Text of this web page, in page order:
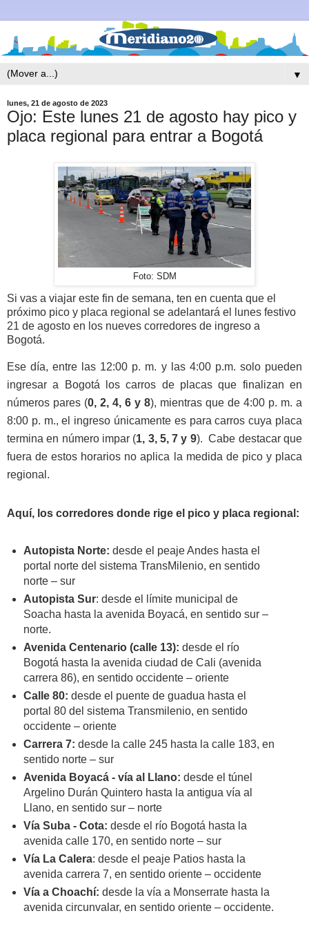
▼
lunes, 21 de agosto de 2023
Ojo: Este lunes 21 de agosto hay pico y
placa regional para entrar a Bogotá
Foto: SDM
Si vas a viajar este fin de semana, ten en cuenta que el
próximo pico y placa regional se adelantará el lunes festivo
21 de agosto en los nueves corredores de ingreso a
Bogotá.
Ese día, entre las 12:00 p. m. y las 4:00 p.m. solo pueden
ingresar a Bogotá los carros de placas que finalizan en
números pares (0, 2, 4, 6 y 8), mientras que de 4:00 p. m. a
8:00 p. m., el ingreso únicamente es para carros cuya placa
termina en número impar (1, 3, 5, 7 y 9).Cabe destacar que
fuera de estos horarios no aplica la medida de pico y placa
regional.
Aquí, los corredores donde rige el pico y placa regional:
Autopista Norte: desde el peaje Andes hasta el
portal norte del sistema TransMilenio, en sentido
norte – sur
Autopista Sur: desde el límite municipal de
Soacha hasta la avenida Boyacá, en sentido sur –
norte.
Avenida Centenario (calle 13): desde el río
Bogotá hasta la avenida ciudad de Cali (avenida
carrera 86), en sentido occidente – oriente
Calle 80: desde el puente de guadua hasta el
portal 80 del sistema Transmilenio, en sentido
occidente – oriente
Carrera 7: desde la calle 245 hasta la calle 183, en
sentido norte – sur
Avenida Boyacá - vía al Llano: desde el túnel
Argelino Durán Quintero hasta la antigua vía al
Llano, en sentido sur – norte
Vía Suba - Cota: desde el río Bogotá hasta la
avenida calle 170, en sentido norte – sur
Vía La Calera: desde el peaje Patios hasta la
avenida carrera 7, en sentido oriente – occidente
Vía a Choachí: desde la vía a Monserrate hasta la
avenida circunvalar, en sentido oriente – occidente.